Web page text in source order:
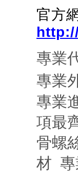
官方
專業
專業
專業
項最
骨螺
材 專